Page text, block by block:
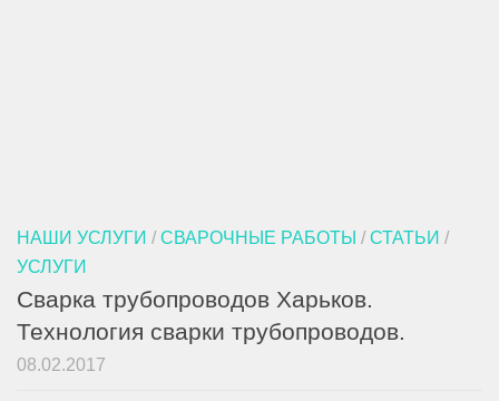
НАШИ УСЛУГИ / СВАРОЧНЫЕ РАБОТЫ / СТАТЬИ /
УСЛУГИ
Сварка трубопроводов Харьков.
Технология сварки трубопроводов.
08.02.2017